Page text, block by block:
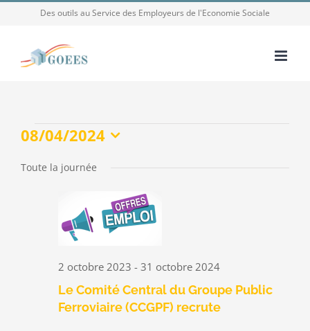
contenu
Des outils au Service des Employeurs de l'Economie Sociale
Évènements
08/04/2024
une
Toute la journée
Le Comité Central du Groupe Public
Ferroviaire (CCGPF) recrute
2 octobre 2023 -31 octobre 2024